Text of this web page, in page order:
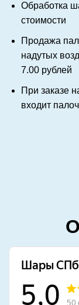
Обработка
стоимости
Продажа
надутых
7.00 рублей
При заказе